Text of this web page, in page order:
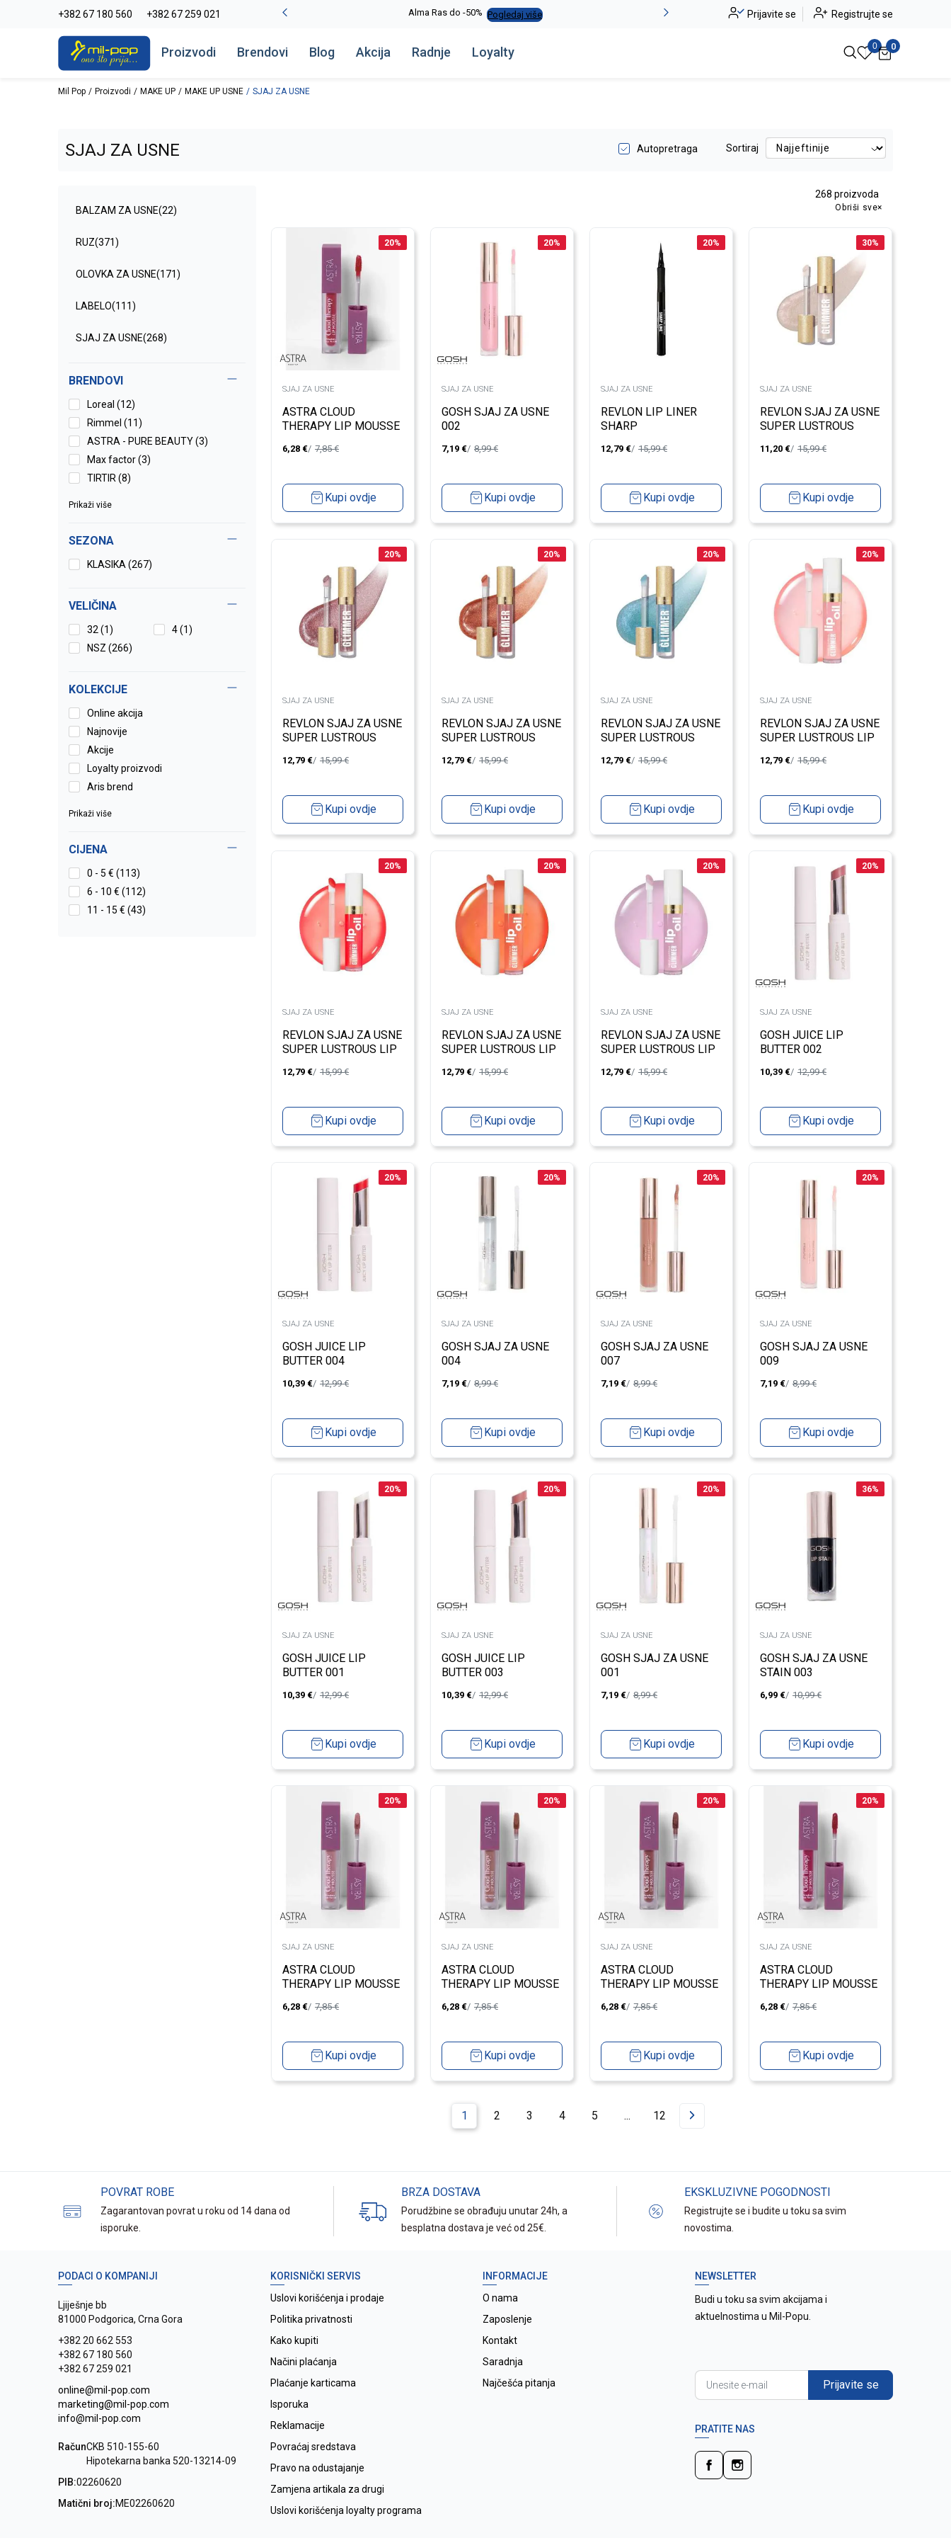
+382 67 180 560 +382 67 259 021
La Plage peškiri do -30% Pogledaj više Alma Ras do -50% Pogledaj više Novo u ponudi - Jadea Pogledaj više
Prijavite se Registrujte se
Proizvodi Brendovi Blog Akcija Radnje Loyalty 0 0
Mil Pop Proizvodi MAKE UP MAKE UP USNE SJAJ ZA USNE
SJAJ ZA USNE Autopretraga Sortiraj
BALZAM ZA USNE(22)
RUZ(371)
OLOVKA ZA USNE(171)
LABELO(111)
SJAJ ZA USNE(268)
BRENDOVI
Loreal (12)
Rimmel (11)
ASTRA - PURE BEAUTY (3)
Max factor (3)
TIRTIR (8)
Prikaži više
SEZONA
KLASIKA (267)
VELIČINA
32 (1) 4(1)
NSZ (266)
KOLEKCIJE
Online akcija
Najnovije
Akcije
Loyalty proizvodi
Aris brend
Prikaži više
CIJENA
0 - 5 € (113)
6 - 10 € (112)
11 - 15 € (43)
268 proizvoda
Obriši sve
20%
SJAJ ZA USNE
ASTRA CLOUD
THERAPY LIP MOUSSE
6,28 € 7,85€
Kupi ovdje
20%
SJAJ ZA USNE
GOSH SJAJ ZA USNE
002
7,19 € 8,99€
Kupi ovdje
20%
SJAJ ZA USNE
REVLON LIP LINER
SHARP
12,79 € 15,99€
Kupi ovdje
30%
SJAJ ZA USNE
REVLON SJAJ ZA USNE
SUPER LUSTROUS
11,20 € 15,99€
Kupi ovdje
20%
SJAJ ZA USNE
REVLON SJAJ ZA USNE
SUPER LUSTROUS
12,79 € 15,99€
Kupi ovdje
20%
SJAJ ZA USNE
REVLON SJAJ ZA USNE
SUPER LUSTROUS
12,79 € 15,99€
Kupi ovdje
20%
SJAJ ZA USNE
REVLON SJAJ ZA USNE
SUPER LUSTROUS
12,79 € 15,99€
Kupi ovdje
20%
SJAJ ZA USNE
REVLON SJAJ ZA USNE
SUPER LUSTROUS LIP
12,79 € 15,99€
Kupi ovdje
20%
SJAJ ZA USNE
REVLON SJAJ ZA USNE
SUPER LUSTROUS LIP
12,79 € 15,99€
Kupi ovdje
20%
SJAJ ZA USNE
REVLON SJAJ ZA USNE
SUPER LUSTROUS LIP
12,79 € 15,99€
Kupi ovdje
20%
SJAJ ZA USNE
REVLON SJAJ ZA USNE
SUPER LUSTROUS LIP
12,79 € 15,99€
Kupi ovdje
20%
SJAJ ZA USNE
GOSH JUICE LIP
BUTTER 002
10,39 € 12,99€
Kupi ovdje
20%
SJAJ ZA USNE
GOSH JUICE LIP
BUTTER 004
10,39 € 12,99€
Kupi ovdje
20%
SJAJ ZA USNE
GOSH SJAJ ZA USNE
004
7,19 € 8,99€
Kupi ovdje
20%
SJAJ ZA USNE
GOSH SJAJ ZA USNE
007
7,19 € 8,99€
Kupi ovdje
20%
SJAJ ZA USNE
GOSH SJAJ ZA USNE
009
7,19 € 8,99€
Kupi ovdje
20%
SJAJ ZA USNE
GOSH JUICE LIP
BUTTER 001
10,39 € 12,99€
Kupi ovdje
20%
SJAJ ZA USNE
GOSH JUICE LIP
BUTTER 003
10,39 € 12,99€
Kupi ovdje
20%
SJAJ ZA USNE
GOSH SJAJ ZA USNE
001
7,19 € 8,99€
Kupi ovdje
36%
SJAJ ZA USNE
GOSH SJAJ ZA USNE
STAIN 003
6,99 € 10,99€
Kupi ovdje
20%
SJAJ ZA USNE
ASTRA CLOUD
THERAPY LIP MOUSSE
6,28 € 7,85€
Kupi ovdje
20%
SJAJ ZA USNE
ASTRA CLOUD
THERAPY LIP MOUSSE
6,28 € 7,85€
Kupi ovdje
20%
SJAJ ZA USNE
ASTRA CLOUD
THERAPY LIP MOUSSE
6,28 € 7,85€
Kupi ovdje
20%
SJAJ ZA USNE
ASTRA CLOUD
THERAPY LIP MOUSSE
6,28 € 7,85€
Kupi ovdje
1 2 3 4 5 ... 12
POVRAT ROBE
Zagarantovan povrat u roku od 14 dana od
isporuke.
BRZA DOSTAVA
Porudžbine se obrađuju unutar 24h, a
besplatna dostava je već od 25€.
EKSKLUZIVNE POGODNOSTI
Registrujte se i budite u toku sa svim
novostima.
PODACI O KOMPANIJI
Ljiješnje bb
81000 Podgorica, Crna Gora
+382 20 662 553
+382 67 180 560
+382 67 259 021
online@mil-pop.com
marketing@mil-pop.com
info@mil-pop.com
RačunCKB 510-155-60
Hipotekarna banka 520-13214-09
PIB:02260620
Matični broj:ME02260620
KORISNIČKI SERVIS
Uslovi korišćenja i prodaje
Politika privatnosti
Kako kupiti
Načini plaćanja
Plaćanje karticama
Isporuka
Reklamacije
Povraćaj sredstava
Pravo na odustajanje
Zamjena artikala za drugi
Uslovi korišćenja loyalty programa
INFORMACIJE
O nama
Zaposlenje
Kontakt
Saradnja
Najčešća pitanja
NEWSLETTER
Budi u toku sa svim akcijama i
aktuelnostima u Mil-Popu.
Prijavite se
PRATITE NAS